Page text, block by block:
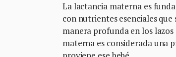
La lactancia materna es
con nutrientes esenciales
manera profunda en los
materna es considerada una